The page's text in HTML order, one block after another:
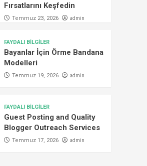
Fırsatlarını Keşfedin
Temmuz 23, 2026 admin
FAYDALI BİLGİLER
Bayanlar İçin Örme Bandana
Modelleri
Temmuz 19, 2026 admin
FAYDALI BİLGİLER
Guest Posting and Quality
Blogger Outreach Services
Temmuz 17, 2026 admin